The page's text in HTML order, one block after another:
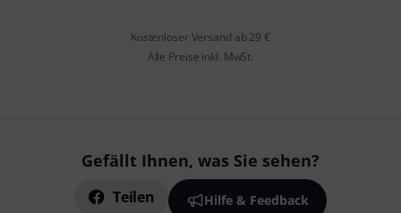
Kostenloser Versand ab 29 €
Alle Preise inkl. MwSt.
Gefällt Ihnen, was Sie sehen?
Teilen Hilfe & Feedback